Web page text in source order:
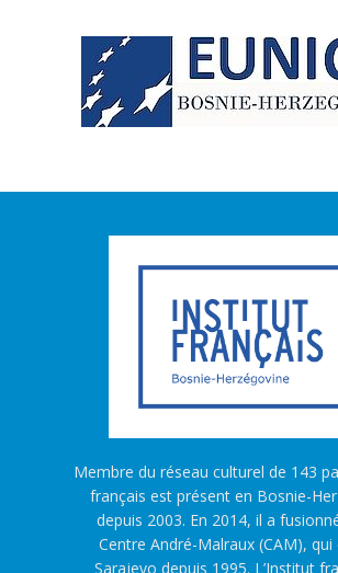
Membre du réseau culturel de 143
français est présent en Bosnie-
depuis 2003. En 2014, il a
Centre André-Malraux (CAM), qui
Sarajevo depuis 1995. L’Institut